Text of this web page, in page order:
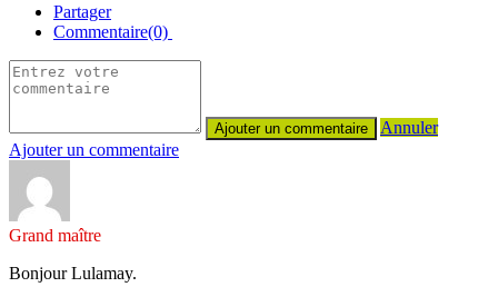
Partager
Commentaire(0)
Annuler
Ajouter un commentaire
Grand maître
Bonjour Lulamay.